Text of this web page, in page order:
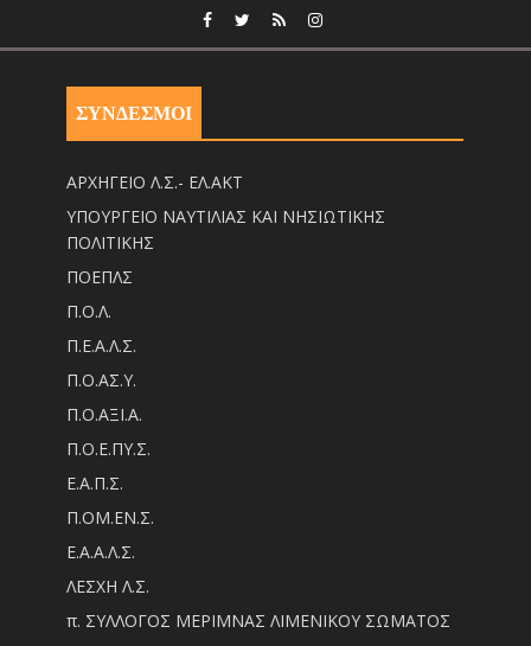
ΣΥΝΔΕΣΜΟΙ
ΑΡΧΗΓΕΙΟ Λ.Σ.- ΕΛ.ΑΚΤ
ΥΠΟΥΡΓΕΙΟ ΝΑΥΤΙΛΙΑΣ ΚΑΙ ΝΗΣΙΩΤΙΚΗΣ
ΠΟΛΙΤΙΚΗΣ
ΠΟΕΠΛΣ
Π.Ο.Λ.
Π.Ε.Α.Λ.Σ.
Π.Ο.ΑΣ.Υ.
Π.Ο.ΑΞΙ.Α.
Π.Ο.Ε.ΠΥ.Σ.
Ε.Α.Π.Σ.
Π.ΟM.EN.Σ.
Ε.Α.Α.Λ.Σ.
ΛΕΣΧΗ Λ.Σ.
π. ΣΥΛΛΟΓΟΣ ΜΕΡΙΜΝΑΣ ΛΙΜΕΝΙΚΟΥ ΣΩΜΑΤΟΣ